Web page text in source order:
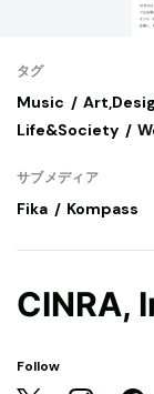
タグ
Music
Life&Society
サブメディア
Fika Kompass
CINRA,
Follow